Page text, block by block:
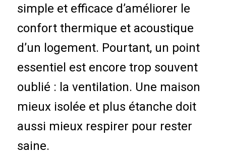
simple et efficace d’améliorer le
confort thermique et acoustique
d’un logement. Pourtant, un point
essentiel est encore trop souvent
oublié : la ventilation. Une maison
mieux isolée et plus étanche doit
aussi mieux respirer pour rester
saine.